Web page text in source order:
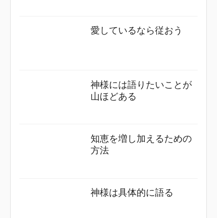
愛しているなら従おう
神様には語りたいことが
山ほどある
知恵を増し加えるための
方法
神様は具体的に語る